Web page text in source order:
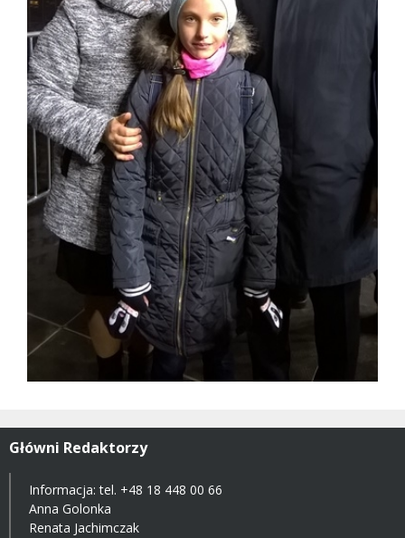
Główni Redaktorzy
Informacja: tel. +48 18 448 00 66
Anna Golonka
Renata Jachimczak